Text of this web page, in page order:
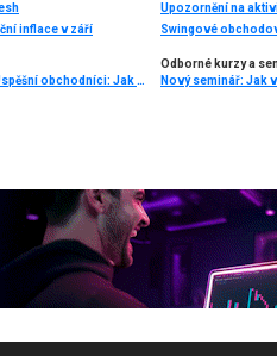
inflace v září
Upozornění na
Swingové
Světový bestseller o tradingu v češtině! Úspěšní obchodníci: Jak běžní lidé porážejí Wall Street v jeho vlastní hře
Odborné kurzy a